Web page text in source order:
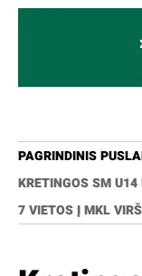
PAGRINDINIS
KRETINGOS SM
7 VIETOS Į MKL